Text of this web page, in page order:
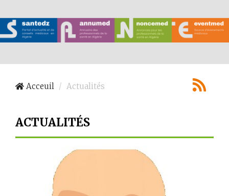
Acceuil Actualités
ACTUALITÉS